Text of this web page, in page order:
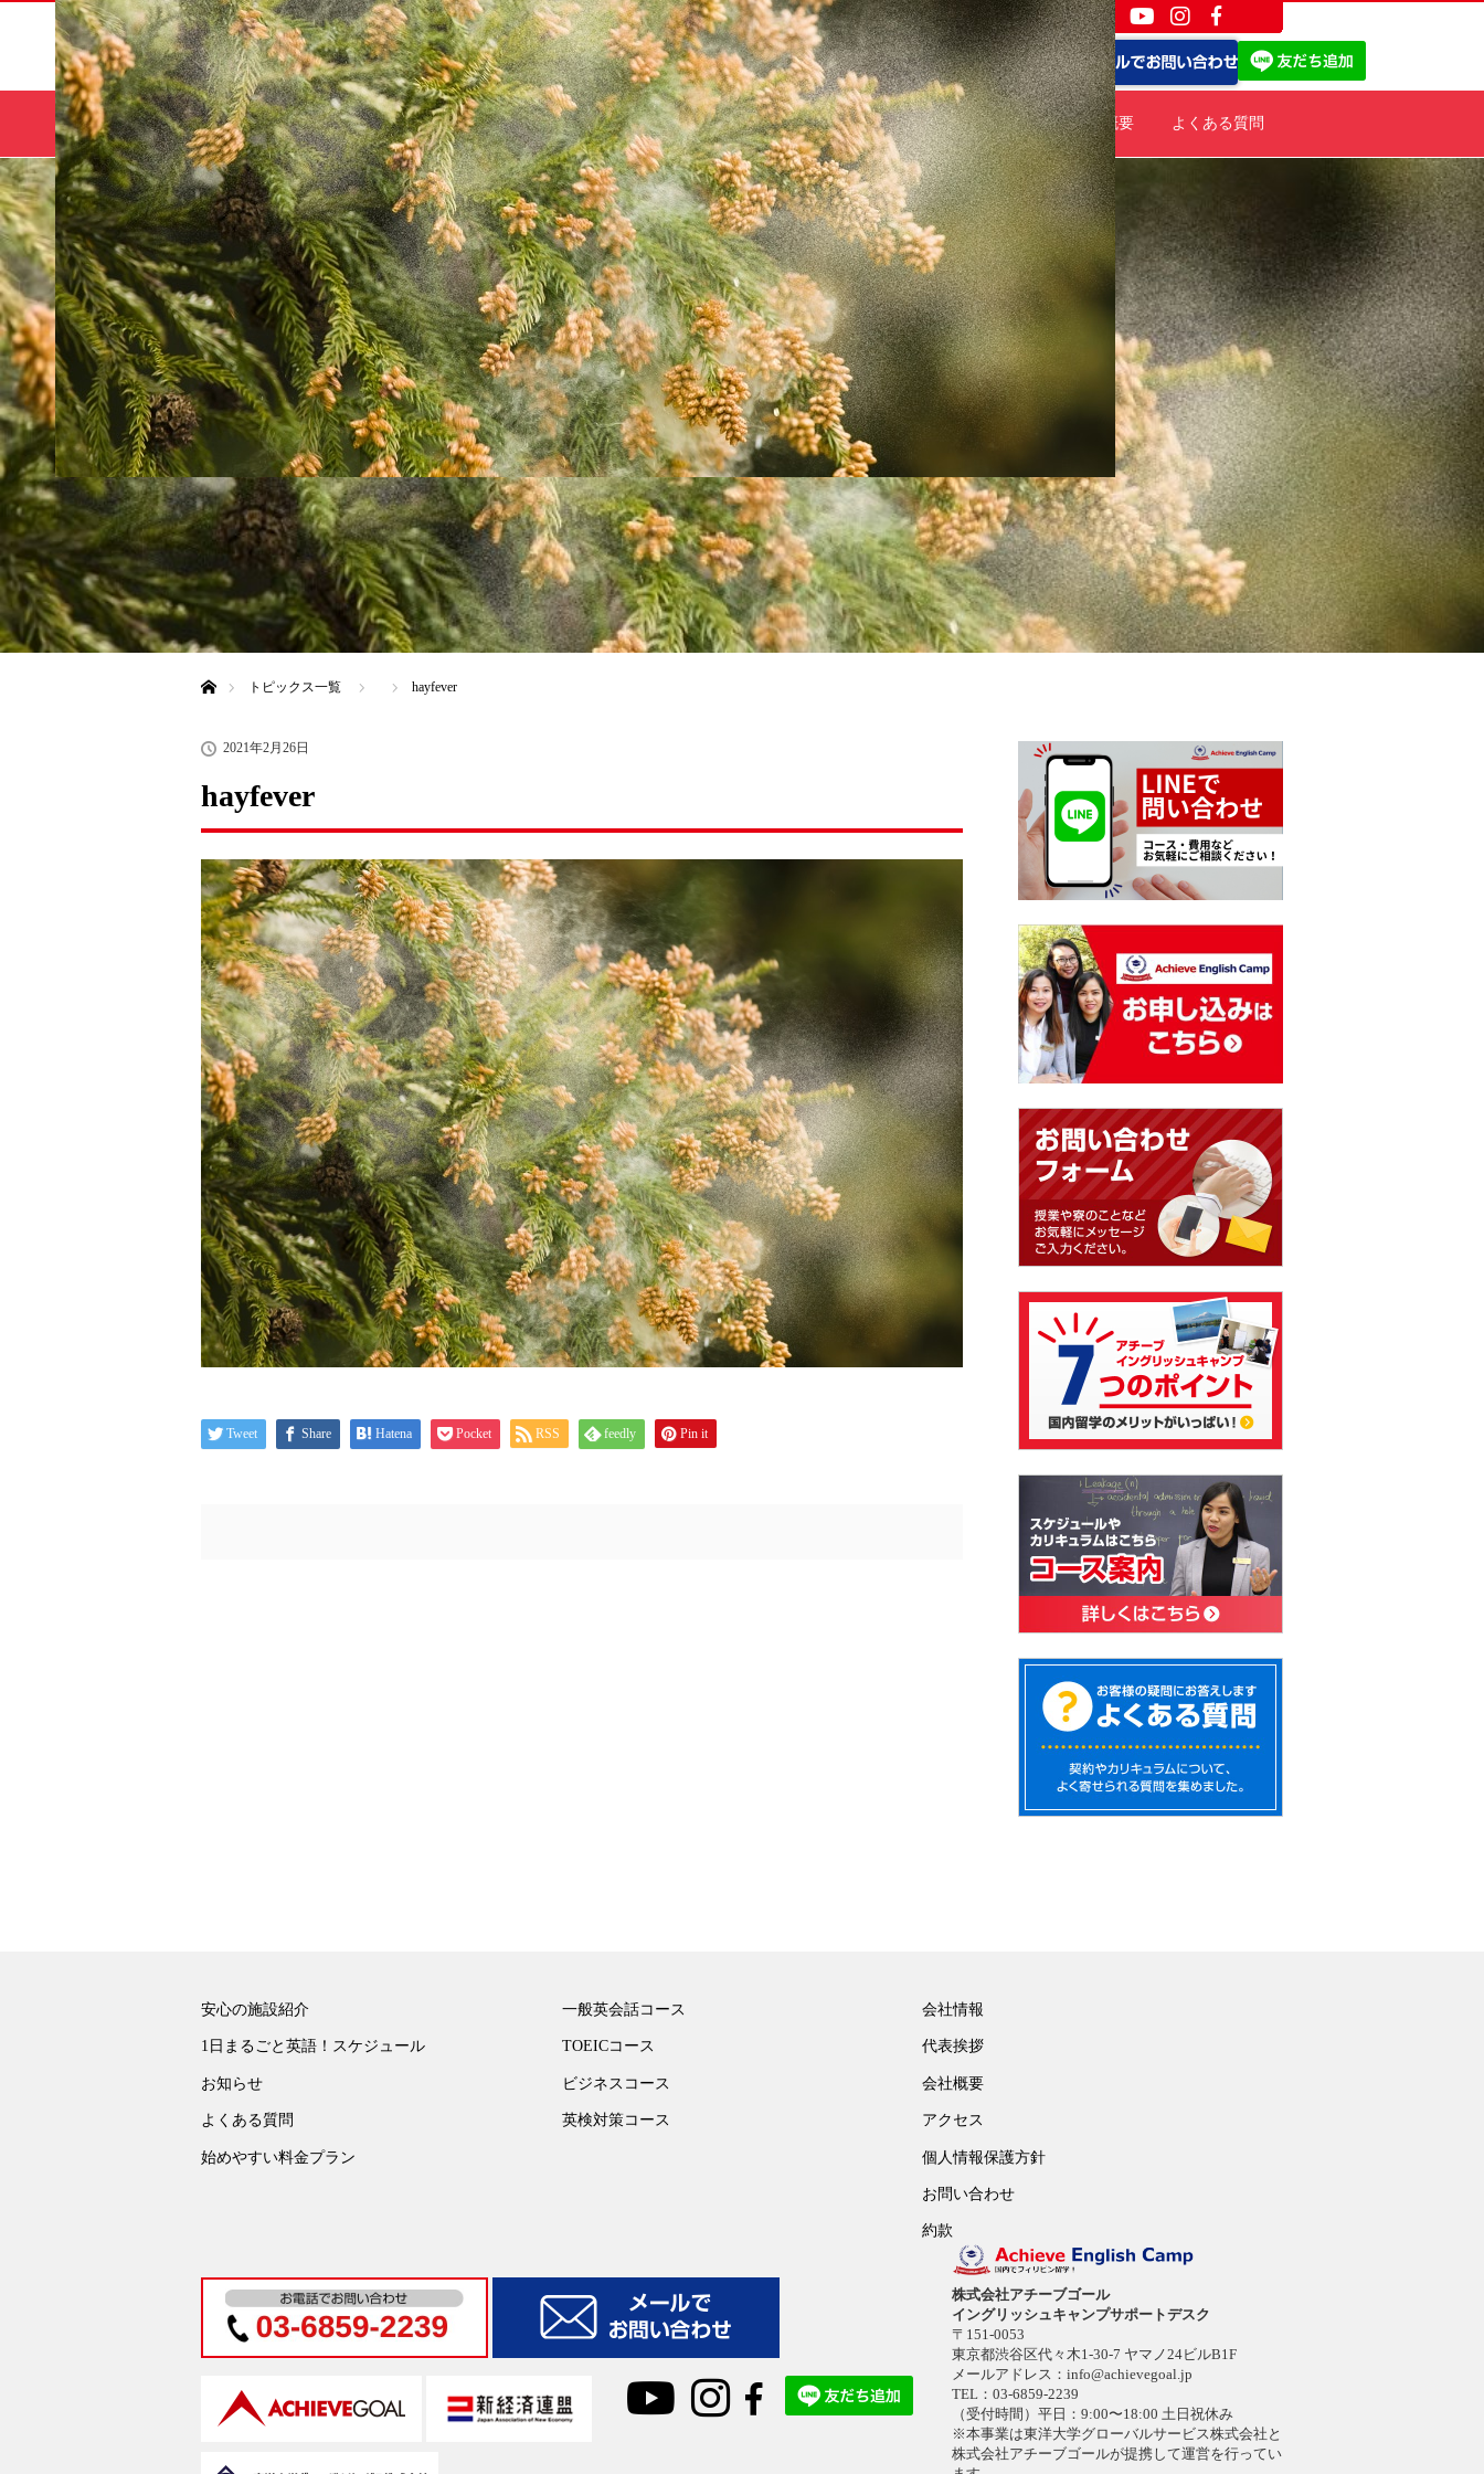
HOME
サマー
キャンプ🌻
コース 施設紹介 料金プラン スケジュール アクセス 体験レポート 会社概要 よくある質問
トピックス一覧
hayfever
2021年2月26日
hayfever
Tweet Share Hatena Pocket RSS feedly Pin it
安心の施設紹介
1日まるごと英語！スケジュール
お知らせ
よくある質問
始めやすい料金プラン
一般英会話コース
TOEICコース
ビジネスコース
英検対策コース
会社情報
代表挨拶
会社概要
アクセス
個人情報保護方針
お問い合わせ
約款
株式会社アチーブゴール
イングリッシュキャンプサポートデスク
〒151-0053
東京都渋谷区代々木1-30-7 ヤマノ24ビルB1F
メールアドレス： info@achievegoal.jp
TEL：03-6859-2239
（受付時間）平日：9:00〜18:00 土日祝休み
※本事業は東洋大学グローバルサービス株式会社と
株式会社アチーブゴールが提携して運営を行ってい